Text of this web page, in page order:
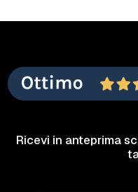
Ricevi in anteprima